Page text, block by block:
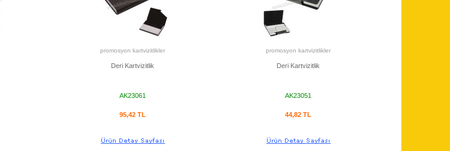
promosyon kartvizitlikler
Deri Kartvizitlik
AK23061
95,42 TL
promosyon kartvizitlikler
Deri Kartvizitlik
AK23051
44,82 TL